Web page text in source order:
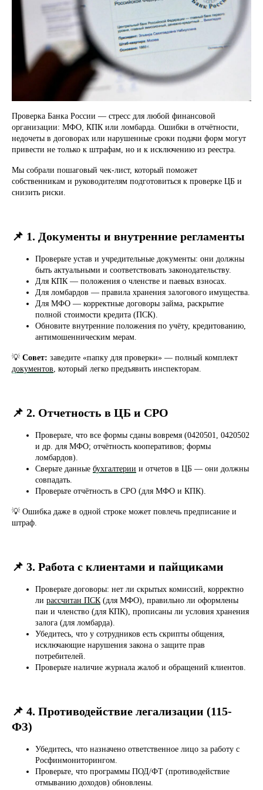
Проверка Банка России — стресс для любой финансовой
организации: МФО, КПК или ломбарда. Ошибки в отчётности,
недочеты в договорах или нарушенные сроки подачи форм могут
привести не только к штрафам, но и к исключению из реестра.
Мы собрали пошаговый чек-лист, который поможет
собственникам и руководителям подготовиться к проверке ЦБ и
снизить риски.
📌 1. Документы и внутренние регламенты
Проверьте устав и учредительные документы: они должны
быть актуальными и соответствовать законодательству.
Для КПК — положения о членстве и паевых взносах.
Для ломбардов — правила хранения залогового имущества.
Для МФО — корректные договоры займа, раскрытие
полной стоимости кредита (ПСК).
Обновите внутренние положения по учёту, кредитованию,
антимошенническим мерам.
💡 Совет: заведите «папку для проверки» — полный комплект
документов, который легко предъявить инспекторам.
📌 2. Отчетность в ЦБ и СРО
Проверьте, что все формы сданы вовремя (0420501, 0420502
и др. для МФО; отчётность кооперативов; формы
ломбардов).
Сверьте данные бухгалтерии и отчетов в ЦБ — они должны
совпадать.
Проверьте отчётность в СРО (для МФО и КПК).
💡 Ошибка даже в одной строке может повлечь предписание и
штраф.
📌 3. Работа с клиентами и пайщиками
Проверьте договоры: нет ли скрытых комиссий, корректно
ли рассчитан ПСК(для МФО), правильно ли оформлены
паи и членство (для КПК), прописаны ли условия хранения
залога (для ломбарда).
Убедитесь, что у сотрудников есть скрипты общения,
исключающие нарушения закона о защите прав
потребителей.
Проверьте наличие журнала жалоб и обращений клиентов.
📌 4. Противодействие легализации (115-
ФЗ)
Убедитесь, что назначено ответственное лицо за работу с
Росфинмониторингом.
Проверьте, что программы ПОД/ФТ (противодействие
отмыванию доходов) обновлены.